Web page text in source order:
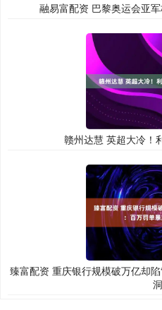
融易富配资 巴黎奥运会亚
赣州达慧 英超大冷！
臻富配资 重庆银行规模破万亿却
洞